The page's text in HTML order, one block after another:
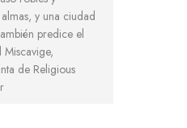
y una ciudad
predice el
de Religious